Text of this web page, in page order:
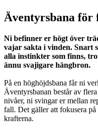
Äventyrsbana för
Ni befinner er högt över
vajar sakta i vinden. Snart
alla instinkter som finns,
ännu svajigare hängbron.
På en höghöjdsbana får ni
Äventyrsbanan består av
nivåer, ni svingar er mellan
fall. Det gäller att fokusera
krafterna.